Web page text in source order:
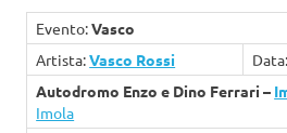
Evento:Vasco
Artista:Vasco Rossi
Autodromo Enzo e Dino Ferrari –
Imola